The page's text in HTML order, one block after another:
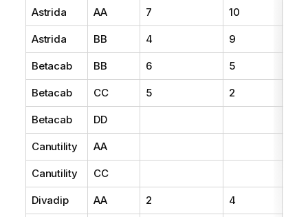
Astrida AA 7 10
Astrida BB 4 9
Betacab BB 6 5
Betacab CC 5 2
Betacab DD
Canutility AA
Canutility CC
Divadip AA 2 4